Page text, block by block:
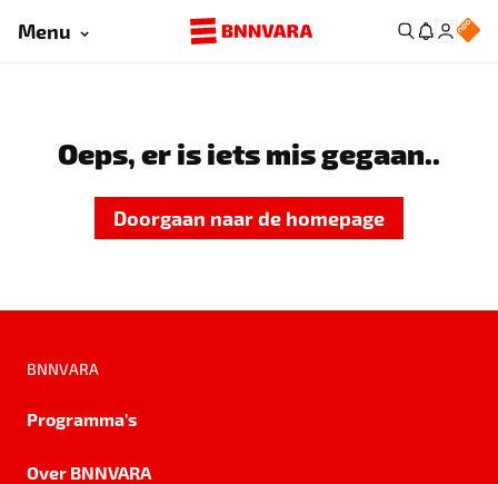
Menu
Oeps, er is iets mis gegaan..
Doorgaan naar de homepage
BNNVARA
Programma's
Over BNNVARA